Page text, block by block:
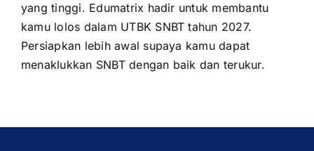
yang tinggi. Edumatrix hadir untuk membantu
kamu lolos dalam UTBK SNBT tahun 2027.
Persiapkan lebih awal supaya kamu dapat
menaklukkan SNBT dengan baik dan terukur.